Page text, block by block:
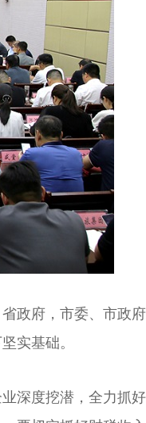
政府，市委、市政
实基础。
度挖潜，全力抓好